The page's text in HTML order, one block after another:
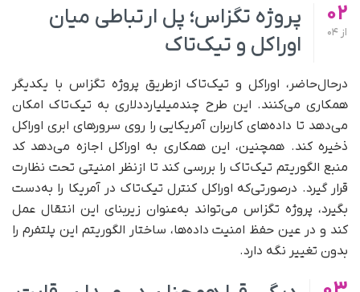
02
از
پروژه تگزاس؛ پل ارتباطی میان
اوراکل و تیک‌تاک
در‌حال‌حاضر، اوراکل و تیک‌تاک ازطریق پروژه تگزاس با یکدیگر
همکاری می‌کنند. این طرح چند‌میلیارد‌دلاری به تیک‌تاک امکان
می‌دهد تا داده‌های کاربران آمریکایی را روی سرورهای ابری اوراکل
ذخیره کند. همچنین، این همکاری به اوراکل اجازه می‌دهد کد
منبع الگوریتم تیک‌تاک را بررسی کند تا از‌نظر امنیتی تحت نظارت
قرار گیرد. در‌صورتی‌که اوراکل کنترل تیک‌تاک در آمریکا را به‌دست
بگیرد، پروژه تگزاس می‌تواند به‌عنوان زیربنای این انتقال عمل
کند و در عین حفظ امنیت داده‌ها، ساختار الگوریتم این پلتفرم را
بدون تغییر نگه دارد.